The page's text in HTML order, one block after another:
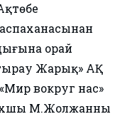
орай
Жарық» АҚ
вокруг нас»
М.Жолжанның